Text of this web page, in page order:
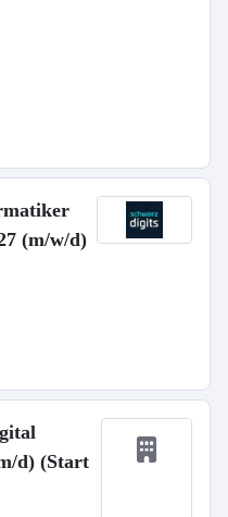
(m/w/d)
d) (Start